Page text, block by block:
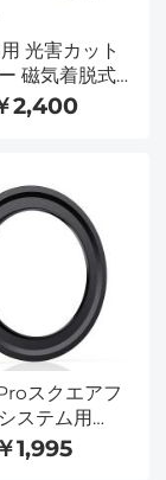
光害カット
磁気着脱式
光学ガラ
2,400
スクエアフ
ステム用
プターリン
シリーズ
￥1,995